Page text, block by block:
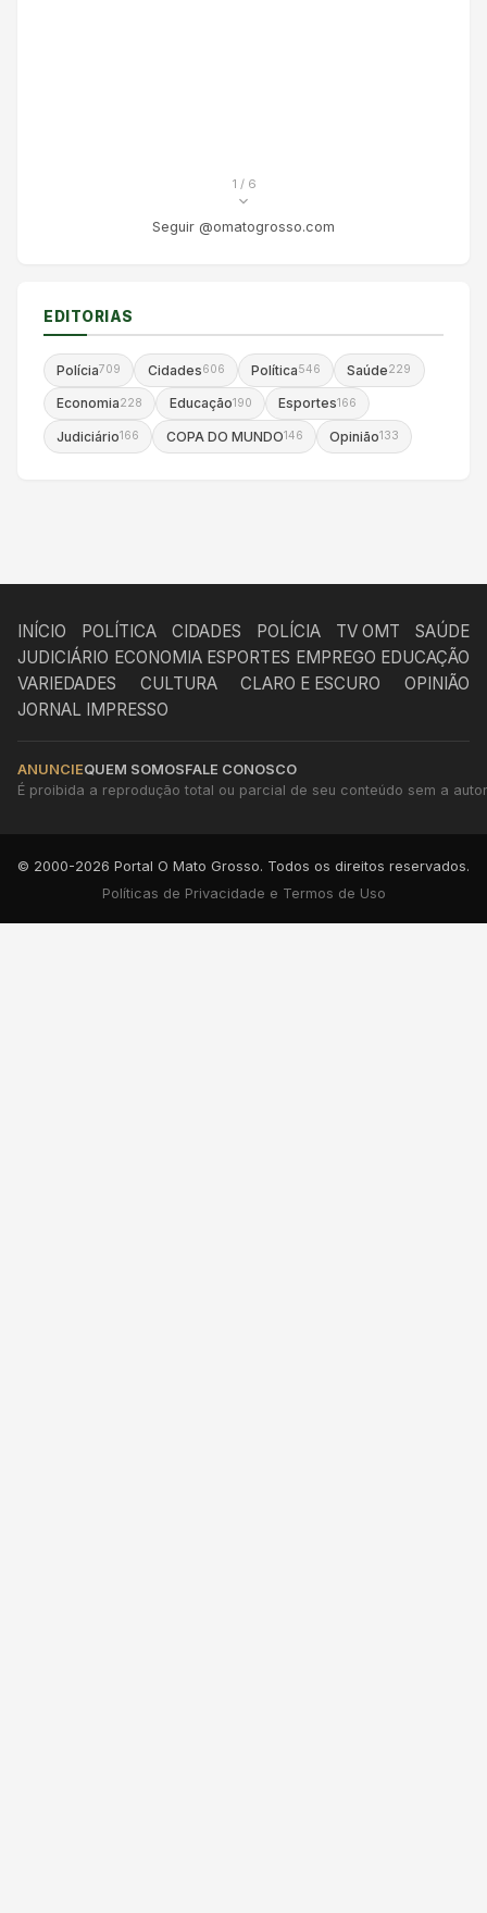
1 / 6
Seguir @omatogrosso.com
EDITORIAS
Polícia709 Cidades606 Política546 Saúde229
Economia228 Educação190 Esportes166
Judiciário166 COPA DO MUNDO146 Opinião133
INÍCIO POLÍTICA CIDADES POLÍCIA TV OMT
SAÚDE
JUDICIÁRIO ECONOMIA ESPORTES EMPREGO EDUCAÇÃO
VARIEDADES
CULTURA CLARO E ESCURO
OPINIÃO
JORNAL IMPRESSO
ANUNCIEQUEM SOMOSFALE CONOSCO
É proibida a reprodução total ou parcial de seu conteúdo sem a
© 2000-2026 Portal O Mato Grosso. Todos os direitos reservados.
Políticas de Privacidade e Termos de Uso